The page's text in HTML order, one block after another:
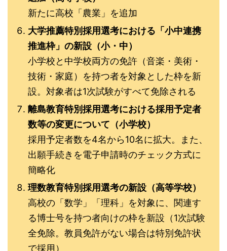
新たに高校「農業」を追加
大学推薦特別採用選考における「小中連携
推進枠」の新設（小・中）
小学校と中学校両方の免許（音楽・美術・
技術・家庭）を持つ者を対象とした枠を新
設。対象者は1次試験がすべて免除される
離島教育特別採用選考における採用予定者
数等の変更について（小学校）
採用予定者数を4名から10名に拡大。また、
出願手続きを電子申請時のチェック方式に
簡略化
理数教育特別採用選考の新設（高等学校）
高校の「数学」「理科」を対象に、関連す
る博士号を持つ者向けの枠を新設（1次試験
全免除。教員免許がない場合は特別免許状
で採用）